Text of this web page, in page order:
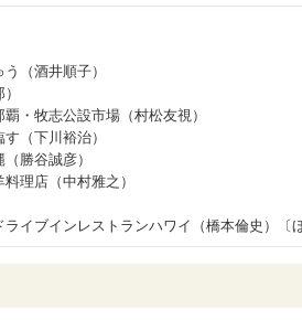
（酒井順子）
・牧志公設市場（村松友視）
（下川裕治）
勝谷誠彦）
理店（中村雅之）
イブインレストランハワイ（橋本倫史）〔ほ